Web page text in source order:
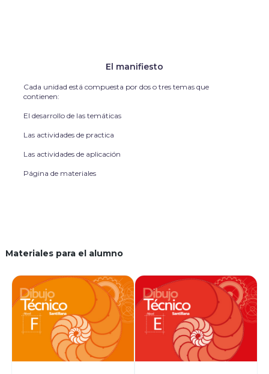
El manifiesto
Cada unidad está compuesta por dos o tres temas que
contienen:
El desarrollo de las temáticas
Las actividades de practica
Las actividades de aplicación
Página de materiales
Materiales para el alumno